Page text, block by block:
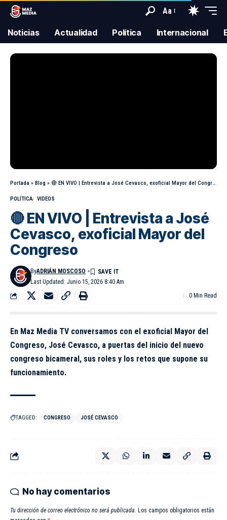
Aa
Noticias Actualidad Política Internacional
Portada » Blog » 🔴 EN VIVO | Entrevista a José Cevasco, exoficial Mayor del Congreso
POLÍTICA VIDEOS
🔴 EN VIVO | Entrevista a José
Cevasco, exoficial Mayor del
Congreso
Last Updated: Junio 15, 2026 8:40 Am
ByADRIÁN MOSCOSO
0 Min Read
En Maz Media TV conversamos con el exoficial Mayor del
Congreso, José Cevasco, a puertas del inicio del nuevo
congreso bicameral, sus roles y los retos que supone su
funcionamiento.
TAGGED: CONGRESO JOSÉ CEVASCO
No hay comentarios
Tu dirección de correo electrónico no será publicada. Los campos obligatorios están